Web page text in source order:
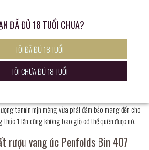
Đó là màu sắc của rượu đang trở nên lôi cuốn người
thưởng thức là một màu sắc đỏ đậm đà quyến rũ. Rượu
rạng ngời trước nắng sớm ban mai. Thêm vào đó là
đầy ấn tượng và cá tính.
nên từ hương thơm của nhiều loại trái cây khác nhau
đỏ cùng hương thơm của vị nho Cabernet Sauvignon.
tannin mịn màng vừa phải đảm bảo mang đến cho
thức 1 lần cũng không bao giờ có thể quên được nó.
rượu vang úc Penfolds Bin 407
ĐÃ ĐỦ 18 TUỔI CHƯA?
TÔI ĐÃ ĐỦ 18 TUỔI
TÔI CHƯA ĐỦ 18 TUỔI